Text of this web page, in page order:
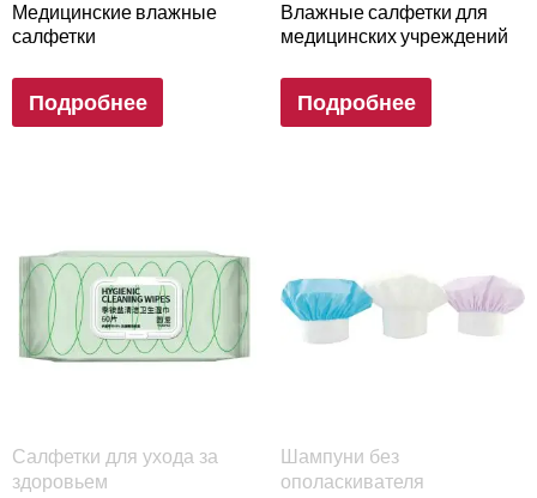
Медицинские влажные
салфетки
Подробнее
Влажные салфетки для
медицинских учреждений
Подробнее
Салфетки для ухода за
здоровьем
Шампуни без
ополаскивателя